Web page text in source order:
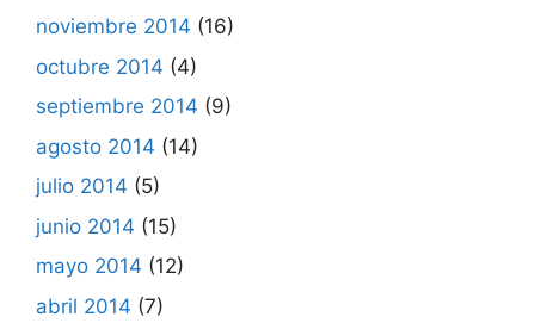
noviembre 2014 (16)
octubre 2014 (4)
septiembre 2014 (9)
agosto 2014 (14)
julio 2014 (5)
junio 2014 (15)
mayo 2014 (12)
abril 2014 (7)